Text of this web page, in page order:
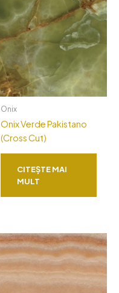
Onix
Onix Verde Pakistano
(Cross Cut)
CITEȘTE MAI
MULT